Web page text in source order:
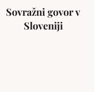
Sovražni govor v
Sloveniji